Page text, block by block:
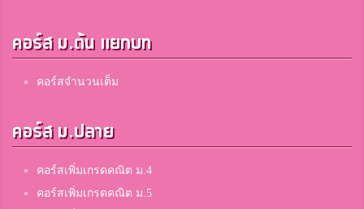
คอร์ส ม.ต้น แยกบท
คอร์สจำนวนเต็ม
คอร์ส ม.ปลาย
คอร์สเพิ่มเกรดคณิต ม.4
คอร์สเพิ่มเกรดคณิต ม.5